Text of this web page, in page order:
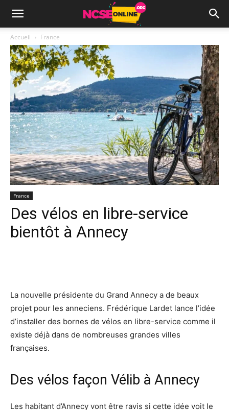
Accueil France
France
Des vélos en libre-service
bientôt à Annecy
La nouvelle présidente du Grand Annecy a de beaux
projet pour les anneciens. Frédérique Lardet lance l’idée
d’installer des bornes de vélos en libre-service comme il
existe déjà dans de nombreuses grandes villes
françaises.
Des vélos façon Vélib à Annecy
Les habitant d’Annecy vont être ravis si cette idée voit le